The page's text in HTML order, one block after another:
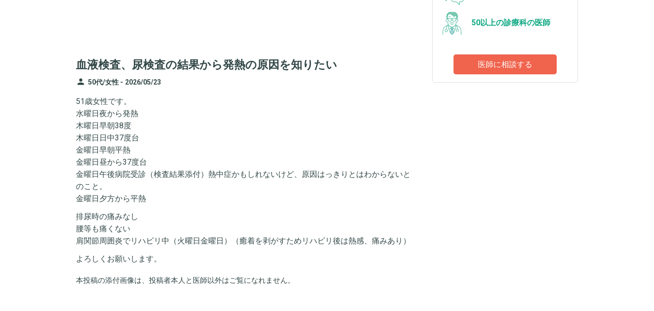
血液検査、尿検査の結果から発熱の原因を知りたい
person 50代/女性 - 2026/05/23
51歳女性です。
水曜日夜から発熱
木曜日早朝38度
木曜日日中37度台
金曜日早朝平熱
金曜日昼から37度台
金曜日午後病院受診（検査結果添付）熱中症かもしれないけど、原因はっきりとはわからないと
のこと。
金曜日夕方から平熱
排尿時の痛みなし
腰等も痛くない
肩関節周囲炎でリハビリ中（火曜日金曜日）（癒着を剥がすためリハビリ後は熱感、痛みあり）
よろしくお願いします。
本投稿の添付画像は、投稿者本人と医師以外はご覧になれません。
50以上の診療科の医師
医師に相談する